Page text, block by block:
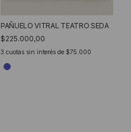
PAÑUELO VITRAL TEATRO SEDA
$225.000,00
3 cuotas sin interés de $75.000